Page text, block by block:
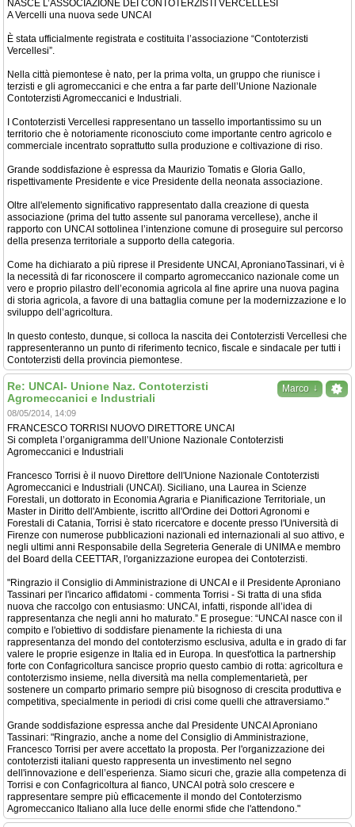
NASCE L’ASSOCIAZIONE DEI CONTOTERZISTI VERCELLESI
A Vercelli una nuova sede UNCAI
È stata ufficialmente registrata e costituita l’associazione “Contoterzisti
Vercellesi”.
Nella città piemontese è nato, per la prima volta, un gruppo che riunisce i
terzisti e gli agromeccanici e che entra a far parte dell’Unione Nazionale
Contoterzisti Agromeccanici e Industriali.
I Contoterzisti Vercellesi rappresentano un tassello importantissimo su un
territorio che è notoriamente riconosciuto come importante centro agricolo e
commerciale incentrato soprattutto sulla produzione e coltivazione di riso.
Grande soddisfazione è espressa da Maurizio Tomatis e Gloria Gallo,
rispettivamente Presidente e vice Presidente della neonata associazione.
Oltre all'elemento significativo rappresentato dalla creazione di questa
associazione (prima del tutto assente sul panorama vercellese), anche il
rapporto con UNCAI sottolinea l’intenzione comune di proseguire sul percorso
della presenza territoriale a supporto della categoria.
Come ha dichiarato a più riprese il Presidente UNCAI, ApronianoTassinari, vi è
la necessità di far riconoscere il comparto agromeccanico nazionale come un
vero e proprio pilastro dell’economia agricola al fine aprire una nuova pagina
di storia agricola, a favore di una battaglia comune per la modernizzazione e lo
sviluppo dell’agricoltura.
In questo contesto, dunque, si colloca la nascita dei Contoterzisti Vercellesi che
rappresenteranno un punto di riferimento tecnico, fiscale e sindacale per tutti i
Contoterzisti della provincia piemontese.
Marco ↓
Re: UNCAI- Unione Naz. Contoterzisti
Agromeccanici e Industriali
08/05/2014, 14:09
FRANCESCO TORRISI NUOVO DIRETTORE UNCAI
Si completa l’organigramma dell’Unione Nazionale Contoterzisti
Agromeccanici e Industriali
Francesco Torrisi è il nuovo Direttore dell'Unione Nazionale Contoterzisti
Agromeccanici e Industriali (UNCAI). Siciliano, una Laurea in Scienze
Forestali, un dottorato in Economia Agraria e Pianificazione Territoriale, un
Master in Diritto dell'Ambiente, iscritto all'Ordine dei Dottori Agronomi e
Forestali di Catania, Torrisi è stato ricercatore e docente presso l'Università di
Firenze con numerose pubblicazioni nazionali ed internazionali al suo attivo, e
negli ultimi anni Responsabile della Segreteria Generale di UNIMA e membro
del Board della CEETTAR, l'organizzazione europea dei Contoterzisti.
"Ringrazio il Consiglio di Amministrazione di UNCAI e il Presidente Aproniano
Tassinari per l'incarico affidatomi - commenta Torrisi - Si tratta di una sfida
nuova che raccolgo con entusiasmo: UNCAI, infatti, risponde all’idea di
rappresentanza che negli anni ho maturato.” E prosegue: “UNCAI nasce con il
compito e l'obiettivo di soddisfare pienamente la richiesta di una
rappresentanza del mondo del contoterzismo esclusiva, adulta e in grado di far
valere le proprie esigenze in Italia ed in Europa. In quest'ottica la partnership
forte con Confagricoltura sancisce proprio questo cambio di rotta: agricoltura e
contoterzismo insieme, nella diversità ma nella complementarietà, per
sostenere un comparto primario sempre più bisognoso di crescita produttiva e
competitiva, specialmente in periodi di crisi come quelli che attraversiamo."
Grande soddisfazione espressa anche dal Presidente UNCAI Aproniano
Tassinari: "Ringrazio, anche a nome del Consiglio di Amministrazione,
Francesco Torrisi per avere accettato la proposta. Per l'organizzazione dei
contoterzisti italiani questo rappresenta un investimento nel segno
dell'innovazione e dell’esperienza. Siamo sicuri che, grazie alla competenza di
Torrisi e con Confagricoltura al fianco, UNCAI potrà solo crescere e
rappresentare sempre più efficacemente il mondo del Contoterzismo
Agromeccanico Italiano alla luce delle enormi sfide che l'attendono."